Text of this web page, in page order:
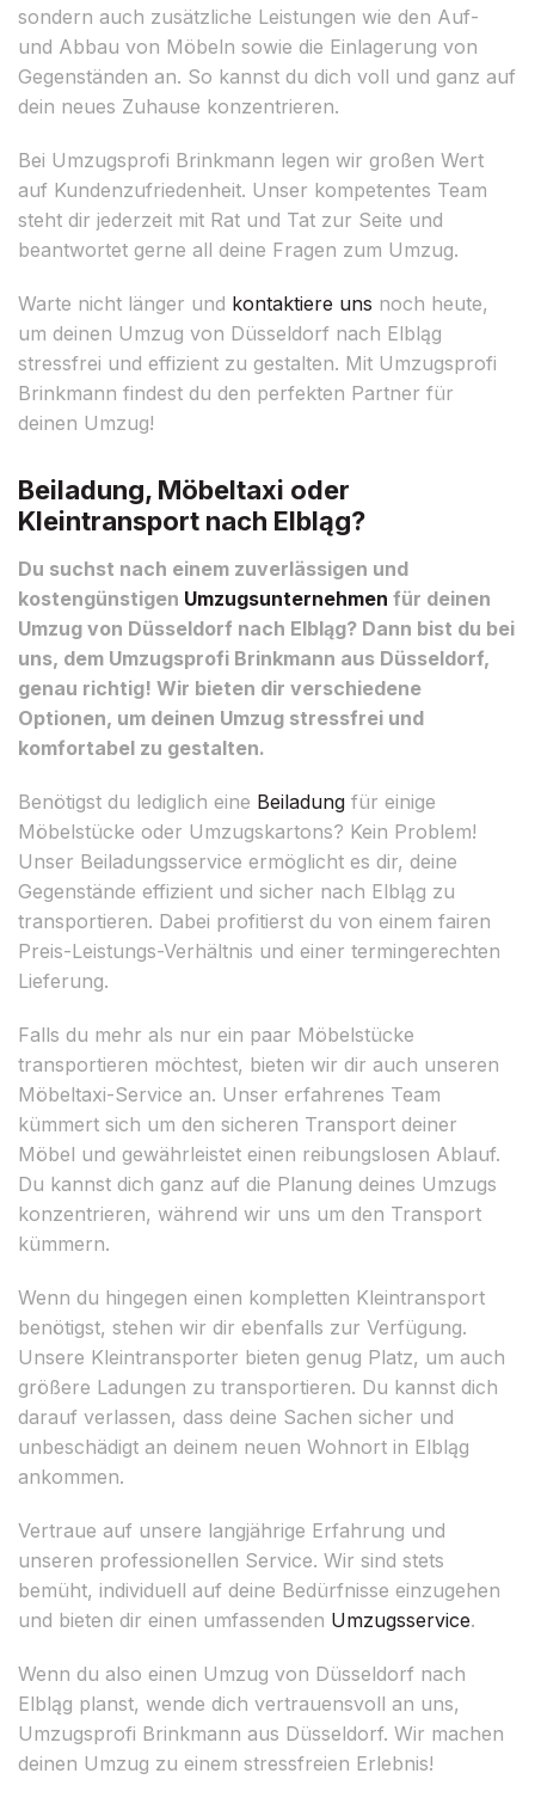
sondern auch zusätzliche Leistungen wie den Auf-
und Abbau von Möbeln sowie die Einlagerung von
Gegenständen an. So kannst du dich voll und ganz auf
dein neues Zuhause konzentrieren.
Bei Umzugsprofi Brinkmann legen wir großen Wert
auf Kundenzufriedenheit. Unser kompetentes Team
steht dir jederzeit mit Rat und Tat zur Seite und
beantwortet gerne all deine Fragen zum Umzug.
Warte nicht länger und kontaktiere uns noch heute,
um deinen Umzug von Düsseldorf nach Elbląg
stressfrei und effizient zu gestalten. Mit Umzugsprofi
Brinkmann findest du den perfekten Partner für
deinen Umzug!
Beiladung, Möbeltaxi oder
Kleintransport nach Elbląg?
Du suchst nach einem zuverlässigen und
kostengünstigen Umzugsunternehmen für deinen
Umzug von Düsseldorf nach Elbląg? Dann bist du bei
uns, dem Umzugsprofi Brinkmann aus Düsseldorf,
genau richtig! Wir bieten dir verschiedene
Optionen, um deinen Umzug stressfrei und
komfortabel zu gestalten.
Benötigst du lediglich eine Beiladung für einige
Möbelstücke oder Umzugskartons? Kein Problem!
Unser Beiladungsservice ermöglicht es dir, deine
Gegenstände effizient und sicher nach Elbląg zu
transportieren. Dabei profitierst du von einem fairen
Preis-Leistungs-Verhältnis und einer termingerechten
Lieferung.
Falls du mehr als nur ein paar Möbelstücke
transportieren möchtest, bieten wir dir auch unseren
Möbeltaxi-Service an. Unser erfahrenes Team
kümmert sich um den sicheren Transport deiner
Möbel und gewährleistet einen reibungslosen Ablauf.
Du kannst dich ganz auf die Planung deines Umzugs
konzentrieren, während wir uns um den Transport
kümmern.
Wenn du hingegen einen kompletten Kleintransport
benötigst, stehen wir dir ebenfalls zur Verfügung.
Unsere Kleintransporter bieten genug Platz, um auch
größere Ladungen zu transportieren. Du kannst dich
darauf verlassen, dass deine Sachen sicher und
unbeschädigt an deinem neuen Wohnort in Elbląg
ankommen.
Vertraue auf unsere langjährige Erfahrung und
unseren professionellen Service. Wir sind stets
bemüht, individuell auf deine Bedürfnisse einzugehen
und bieten dir einen umfassenden Umzugsservice.
Wenn du also einen Umzug von Düsseldorf nach
Elbląg planst, wende dich vertrauensvoll an uns,
Umzugsprofi Brinkmann aus Düsseldorf. Wir machen
deinen Umzug zu einem stressfreien Erlebnis!